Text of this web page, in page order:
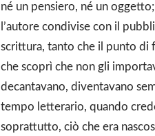
né un pensiero, né un
l’autore condivise con il
scrittura, tanto che il punto di
che scoprì che non gli
decantavano, diventavano
tempo letterario, quando
soprattutto, ciò che era